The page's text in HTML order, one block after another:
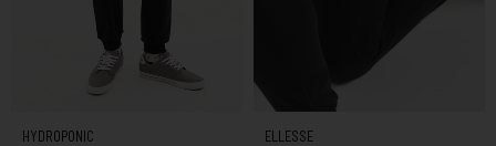
HYDROPONIC ELLESSE